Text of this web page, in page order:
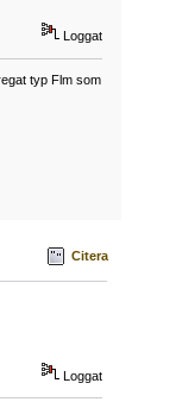
Loggat
typ Flm som
Citera
Loggat